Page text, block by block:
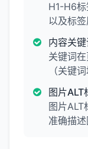
H1-H6标
以及标签
内容关
关键词
（关键
图片ALT
图片ALT
准确描述